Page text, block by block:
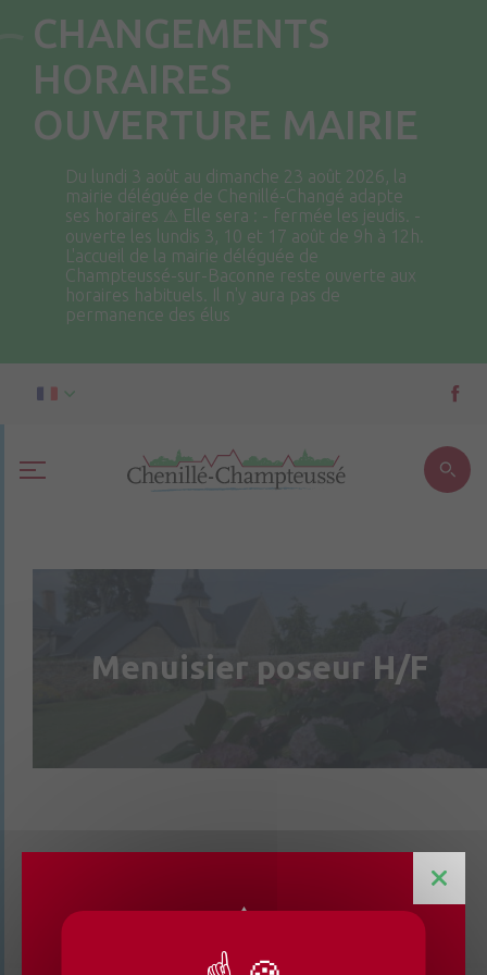
CHANGEMENTS
HORAIRES
OUVERTURE MAIRIE
Du lundi 3 août au dimanche 23 août 2026, la
mairie déléguée de Chenillé-Changé adapte
ses horaires ⚠ Elle sera : - fermée les jeudis. -
ouverte les lundis 3, 10 et 17 août de 9h à 12h.
L'accueil de la mairie déléguée de
Champteussé-sur-Baconne reste ouverte aux
horaires habituels. Il n'y aura pas de
permanence des élus
Menuisier poseur H/F